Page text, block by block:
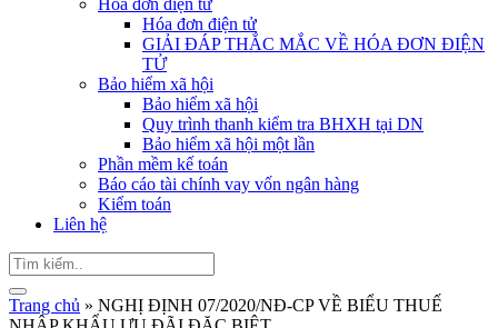
Hóa đơn điện tử
Hóa đơn điện tử
GIẢI ĐÁP THẮC MẮC VỀ HÓA ĐƠN ĐIỆN
TỬ
Bảo hiểm xã hội
Bảo hiểm xã hội
Quy trình thanh kiểm tra BHXH tại DN
Bảo hiểm xã hội một lần
Phần mềm kế toán
Báo cáo tài chính vay vốn ngân hàng
Kiểm toán
Liên hệ
Trang chủ » NGHỊ ĐỊNH 07/2020/NĐ-CP VỀ BIỂU THUẾ